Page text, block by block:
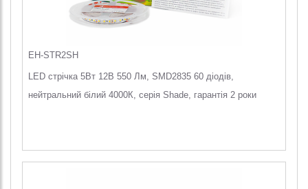
EH-STR2SH
LED стрічка 5Вт 12В 550 Лм, SMD2835 60 діодів,
нейтральний білий 4000К, серія Shade, гарантія 2 роки